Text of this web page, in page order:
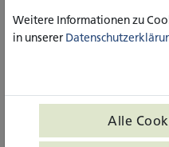
WEITERE
Zum CARS-Newsletter
Centrum für
(CARS) an der katho
Weitere Informationen zu
in unserer
Alle